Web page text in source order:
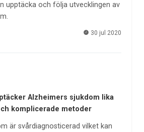
upptäcka och följa utvecklingen av
30 jul 2020
Alzheimers sjukdom lika
komplicerade metoder
är svårdiagnosticerad vilket kan